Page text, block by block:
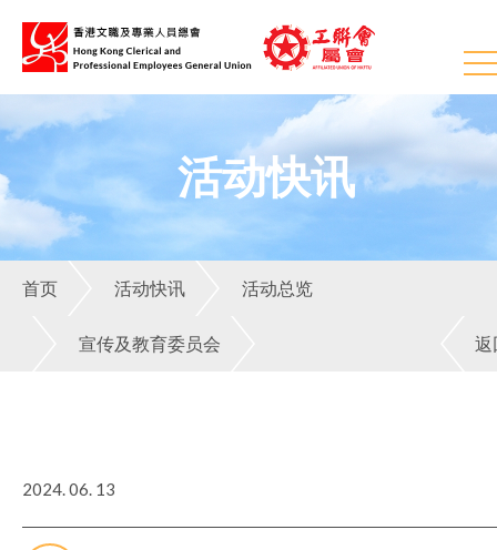
活动快讯
首页 活动快讯 活动总览
宣传及教育委员会 返
2024. 06. 13